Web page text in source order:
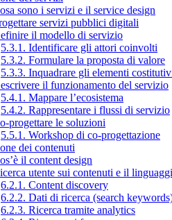
sono i servizi e il service design
servizi pubblici digitali
il modello di servizio
5.3.1. Identificare gli attori coinvolti
5.3.2. Formulare la proposta di valore
5.3.3. Inquadrare gli elementi
il funzionamento del servizio
5.4.1. Mappare l’ecosistema
5.4.2. Rappresentare i flussi di servizio
progettare le soluzioni
5.5.1. Workshop di co-progettazione
dei contenuti
il content design
utente sui contenuti e il
6.2.1. Content discovery
6.2.2. Dati di ricerca (search
6.2.3. Ricerca tramite analytics